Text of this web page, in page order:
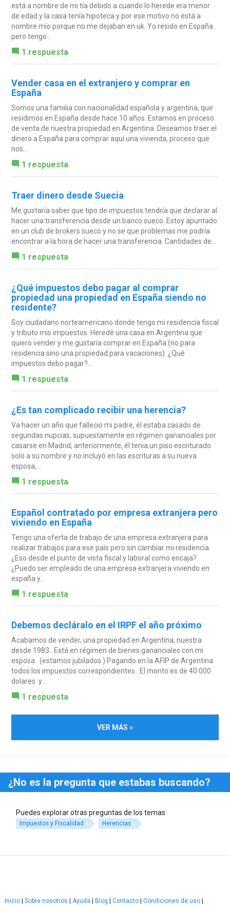
está a nombre de mi tía debido a cuando lo herede era menor
de edad y la casa tenía hipoteca y por ese motivo no está a
nombre mío porque no me dejaban en uk. Yo resido en España
pero tengo...
1 respuesta
Vender casa en el extranjero y comprar en
España
Somos una familia con nacionalidad española y argentina, que
residimos en España desde hace 10 años. Estamos en proceso
de venta de nuestra propiedad en Argentina. Deseamos traer el
dinero a España para comprar aquí una vivienda, proceso que
nos...
1 respuesta
Traer dinero desde Suecia
Me gustaría saber que tipo de impuestos tendría que declarar al
hacer una transferencia desde un banco sueco. Estoy apuntado
en un club de brokers sueco y no se que problemas me podría
encontrar a la hora de hacer una transferencia. Cantidades de...
1 respuesta
¿Qué impuestos debo pagar al comprar
propiedad una propiedad en España siendo no
residente?
Soy ciudadano norteamericano donde tengo mi residencia fiscal
y tributo mis impuestos. Heredé una casa en Argentina que
quiero vender y me gustaría comprar en España (no para
residencia sino una propiedad para vacaciones). ¿Qué
impuestos debo pagar?...
1 respuesta
¿Es tan complicado recibir una herencia?
Va hacer un año que falleció mi padre, él estaba casado de
segundas nupcias, supuestamente en régimen gananciales por
casarse en Madrid, anteriormente, él tenia un piso escriturado
solo a su nombre y no incluyó en las escrituras a su nueva
esposa,...
1 respuesta
Español contratado por empresa extranjera pero
viviendo en España
Tengo una oferta de trabajo de una empresa extranjera para
realizar trabajos para ese país pero sin cambiar mi residencia.
¿Eso desde el punto de vista fiscal y laboral como encaja?
¿Puedo ser empleado de una empresa extranjera viviendo en
españa y...
1 respuesta
Debemos decláralo en el IRPF el año próximo
Acabamos de vender, una propiedad en Argentina, nuestra
desde 1983 . Está en régimen de bienes gananciales con mi
esposa . (estamos jubilados ) Pagando en la AFIP de Argentina
todos los impuestos correspondientes . El monto es de 40 000
dolares .y...
1 respuesta
VER MÁS »
¿No es la pregunta que estabas buscando?
Puedes explorar otras preguntas de los temas
Impuestos y Fiscalidad Herencias
Inicio | Sobre nosotros | Ayuda | Blog | Contacto | Condiciones de uso |